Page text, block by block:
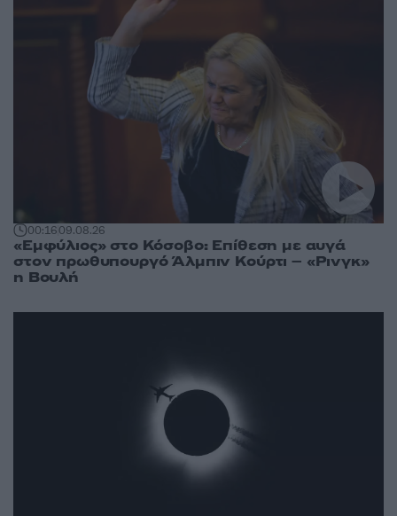
00:1609.08.26
«Εμφύλιος» στο Κόσοβο: Επίθεση με αυγά
στον πρωθυπουργό Άλμπιν Κούρτι – «Ρινγκ»
η Βουλή